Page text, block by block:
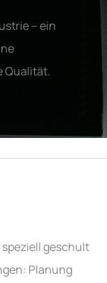
– ein
Qualität.
geschult
Planung